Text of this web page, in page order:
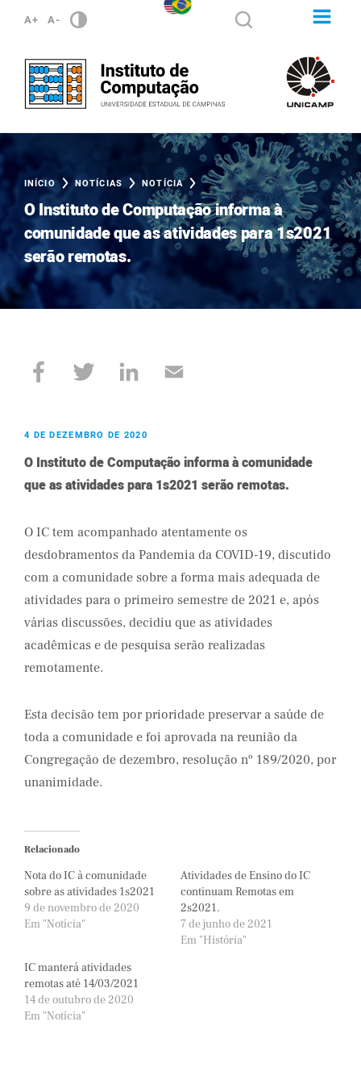
A+ A-
INÍCIO NOTÍCIAS NOTÍCIA
O Instituto de Computação informa à
comunidade que as atividades para 1s2021
serão remotas.
4 DE DEZEMBRO DE 2020
O Instituto de Computação informa à comunidade
que as atividades para 1s2021 serão remotas.
O IC tem acompanhado atentamente os
desdobramentos da Pandemia da COVID-19, discutido
com a comunidade sobre a forma mais adequada de
atividades para o primeiro semestre de 2021 e, após
várias discussões, decidiu que as atividades
acadêmicas e de pesquisa serão realizadas
remotamente.
Esta decisão tem por prioridade preservar a saúde de
toda a comunidade e foi aprovada na reunião da
Congregação de dezembro, resolução nº 189/2020, por
unanimidade.
Relacionado
Nota do IC à comunidade
sobre as atividades 1s2021
9 de novembro de 2020
Em "Notícia"
Atividades de Ensino do IC
continuam Remotas em
2s2021.
7 de junho de 2021
Em "História"
IC manterá atividades
remotas até 14/03/2021
14 de outubro de 2020
Em "Notícia"